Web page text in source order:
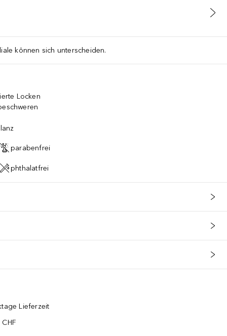
können sich unterscheiden.
Locken
parabenfrei
phthalatfrei
Lieferzeit